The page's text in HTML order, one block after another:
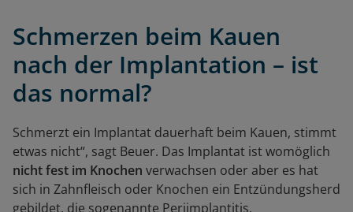
Schmerzen beim Kauen
nach der Implantation – ist
das normal?
Schmerzt ein Implantat dauerhaft beim Kauen, stimmt
etwas nicht“, sagt Beuer. Das Implantat ist womöglich
nicht fest im Knochen verwachsen oder aber es hat
sich in Zahnfleisch oder Knochen ein Entzündungsherd
gebildet, die sogenannte Periimplantitis.